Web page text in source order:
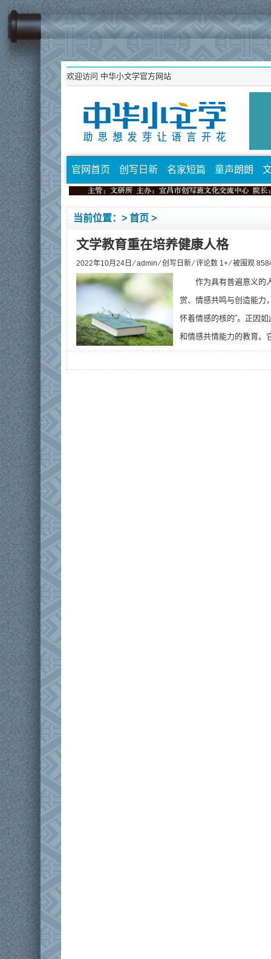
欢迎访问 中华小文学官方网站
官网首页 创写日新 名家短篇 童声朗朗
当前位置：> 首页 >
文学教育重在培养健康人格
2022年10月24日 ⁄admin⁄创写日新⁄ 评论数 1+ ⁄ 被围观
作为具有普遍意义的
赏、情感共鸣与创造能力
怀着情感的核的”。正因
和情感共情能力的教育。